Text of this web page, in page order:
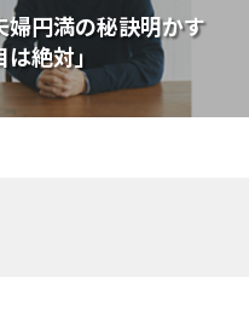
婦円満の秘訣明かす
絶対」